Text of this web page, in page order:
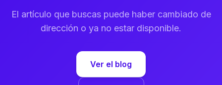
El artículo que buscas puede haber cambiado de
dirección o ya no estar disponible.
Ver el blog